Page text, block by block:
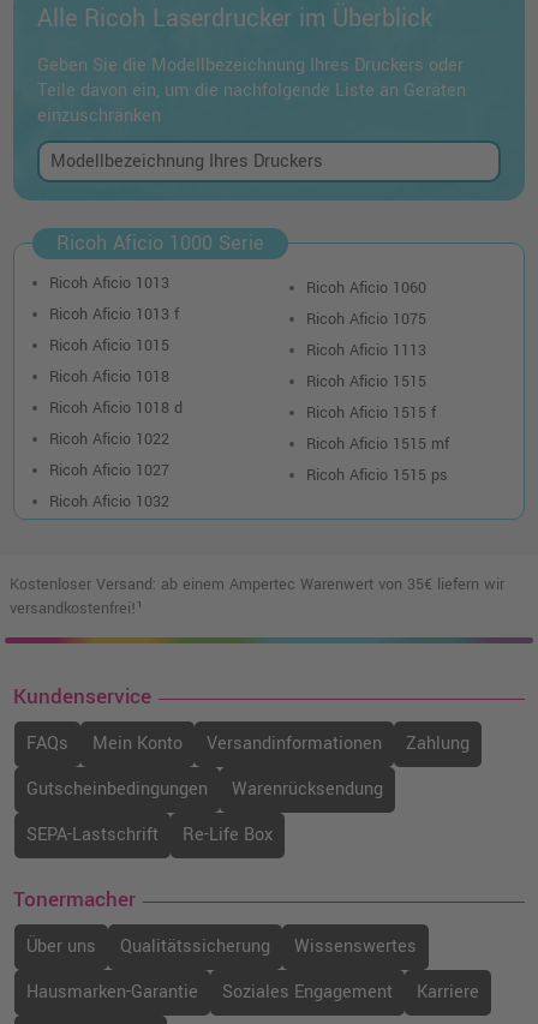
Alle Ricoh Laserdrucker im Überblick
Geben Sie die Modellbezeichnung Ihres Druckers oder
Teile davon ein, um die nachfolgende Liste an Geräten
einzuschränken
Ricoh Aficio 1000 Serie
Ricoh Aficio 1013
Ricoh Aficio 1013 f
Ricoh Aficio 1015
Ricoh Aficio 1018
Ricoh Aficio 1018 d
Ricoh Aficio 1022
Ricoh Aficio 1027
Ricoh Aficio 1032
Ricoh Aficio 1060
Ricoh Aficio 1075
Ricoh Aficio 1113
Ricoh Aficio 1515
Ricoh Aficio 1515 f
Ricoh Aficio 1515 mf
Ricoh Aficio 1515 ps
Kostenloser Versand: ab einem Ampertec Warenwert von 35€ liefern wir
versandkostenfrei!¹
Kundenservice
FAQs Mein Konto Versandinformationen
Zahlung
Gutscheinbedingungen
Warenrücksendung
SEPA-Lastschrift
Re-Life Box
Tonermacher
Über uns Qualitätssicherung
Wissenswertes
Hausmarken-Garantie
Soziales Engagement
Karriere